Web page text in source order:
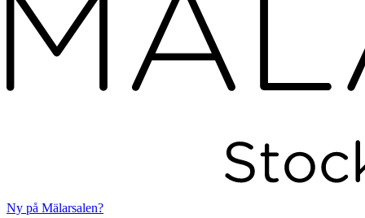
Ny på Mälarsalen?